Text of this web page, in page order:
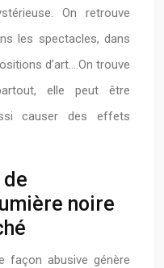
On retrouve
les spectacles, dans
d’art….On trouve
elle peut être
causer des effets
de
noire
façon abusive génère